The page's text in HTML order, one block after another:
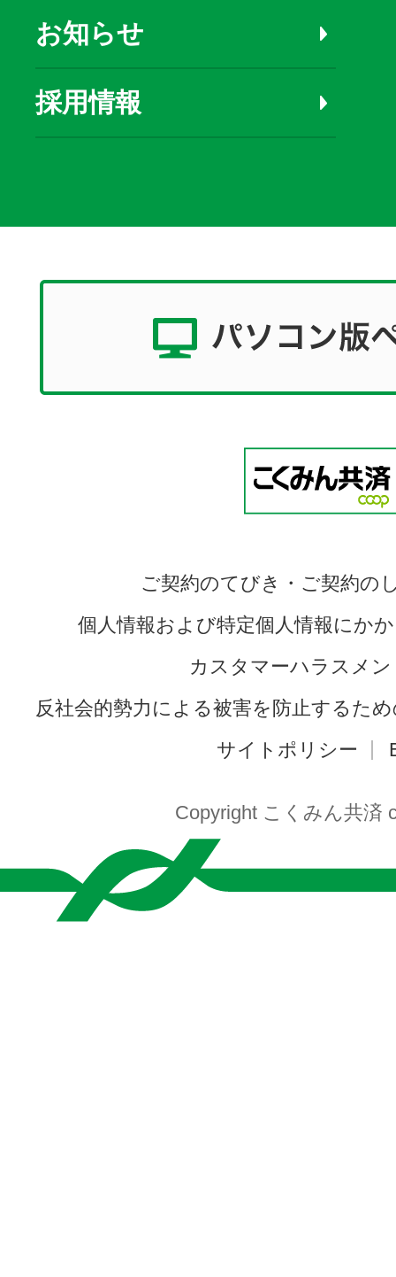
お知らせ
採用情報
ご契約のてびき・ご契約の
個人情報および特定個人情報にか
カスタマーハラスメ
反社会的勢力による被害を防止するた
サイトポリシー
Copyright こくみん共済